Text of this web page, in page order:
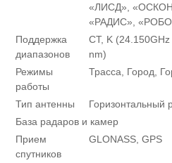
«ЛИСД»,
«РАДИС»,
Поддержка
диапазонов
CT, K
nm)
Режимы
работы
Трасса, Город,
Тип антенны
Горизонтальный
База радаров и камер
Прием
спутников
GLONASS, GPS